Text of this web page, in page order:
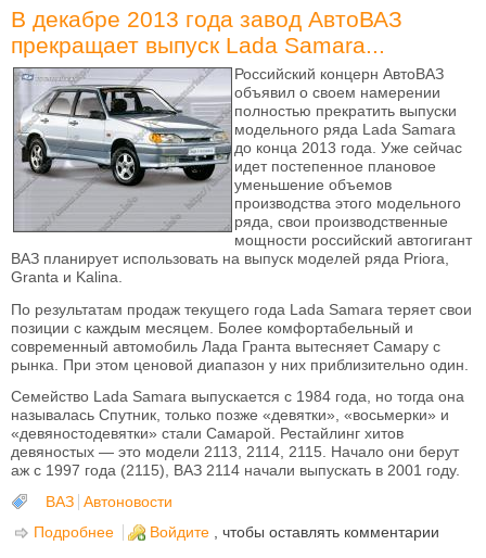
В декабре 2013 года завод АвтоВАЗ
прекращает выпуск Lada Samara...
Российский концерн АвтоВАЗ
объявил о своем намерении
полностью прекратить выпуски
модельного ряда Lada Samara
до конца 2013 года. Уже сейчас
идет постепенное плановое
уменьшение объемов
производства этого модельного
ряда, свои производственные
мощности российский автогигант
ВАЗ планирует использовать на выпуск моделей ряда Priora,
Granta и Kalina.
По результатам продаж текущего года Lada Samara теряет свои
позиции с каждым месяцем. Более комфортабельный и
современный автомобиль Лада Гранта вытесняет Самару с
рынка. При этом ценовой диапазон у них приблизительно один.
Семейство Lada Samara выпускается с 1984 года, но тогда она
называлась Спутник, только позже «девятки», «восьмерки» и
«девяностодевятки» стали Самарой. Рестайлинг хитов
девяностых — это модели 2113, 2114, 2115. Начало они берут
аж с 1997 года (2115), ВАЗ 2114 начали выпускать в 2001 году.
ВАЗ
Автоновости
Подробнее о В декабре 2013 года завод АвтоВАЗ прекращает
Войдите , чтобы оставлять комментарии